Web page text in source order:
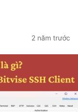
2 năm trước